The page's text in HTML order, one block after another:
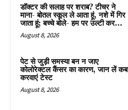
डॉक्टर की सलाह पर शराब? टीचर ने
माना- बोतल स्कूल ले आता हूं, नशे में गिर
जाता हूं; बच्चे बोले- हम पर उल्टी कर...
August 8, 2026
पेट से जुड़ी समस्या बन न जाए
कोलोरेक्टल कैंसर का कारण, जान लें कब
करवाएं टेस्ट
August 8, 2026